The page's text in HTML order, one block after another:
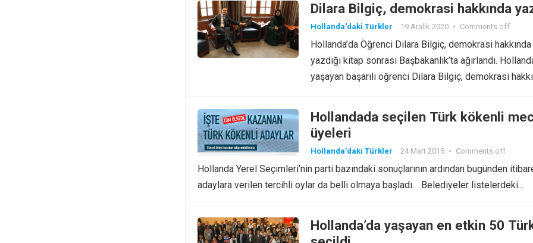
Dilara Bilgiç, demokrasi hakkında
Hollanda'daki Türkler 19 Aralık 2020 • Comments off
Hollanda’da Öğrenci Dilara Bilgiç, demokrasi hakkında
yazdığı kitap sonrası Başbakanlık’ta ağırlandı.
yaşayan başarılı öğrenci Dilara Bilgiç, demokrasi
Hollandada seçilen Türk kökenli
üyeleri
Hollanda'daki Türkler 24 Mart 2015 • Comments off
Hollanda Yerel Seçimleri’nin parti bazındaki sonuçlarının ardından bugünden
adaylara verilen tercihli oylar da belli olmaya başladı. Belediyeler listelerdeki…
Hollanda’da yaşayan en etkin 50